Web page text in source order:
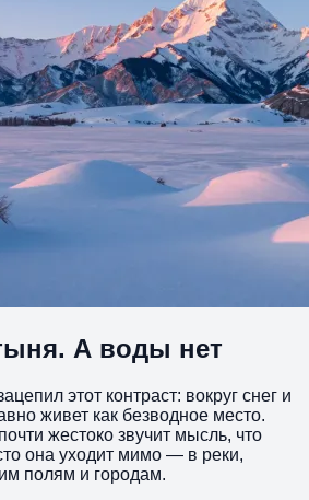
А воды нет
этот контраст: вокруг снег и
живет как безводное место.
жестоко звучит мысль, что
она уходит мимо — в реки,
полям и городам.